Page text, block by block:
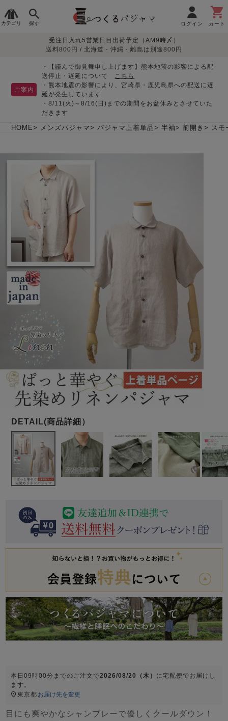
カテゴリ 探す ログイン カート
レディースパジャマ
春
メンズパジャマ
春 夏 秋 冬
ガールズパジャマ
春 夏 秋 冬
ボーイズパジャマ
生地で
さがす
オーガニック素材
サッカー/ちぢみ 楊
柳
ニット/ストレッチ 起毛/フランネル
柄物
売れ筋ランキング
すべての生地一覧はこちら
目的別で
さがす
敏感肌用
パジャマ
入院・介護
胸が目立たない
マタニティ
体型別におすすめパジ
ャマ
年齢別におすすめパジ
ャマ
ルームウェア
インナーウェア 生活雑貨 カタログギフト
売れ筋ランキング
- Item Ranking -
- New Arrival -
目的別でさがす一覧はこちら
デザインで
さがす
パジャマ
胸がすけない
羽織・バスロ
ーブ
上着単品
ズボン単品
すべてのメン
ズ
パジャマ
長袖 半袖 七分袖
前開き かぶり スリーパー
作務衣
羽織・バスロ
ーブ
上着単品
ズボン単品
すべてのキッ
パジャマ
夏パジャマ特集 つくるパジャマとは
お支払い・送料・配送
会社概要 お買い物ガイド 安心の日本製
SDGsの取り組み
受注日入れ5営業日目出荷予定（AM9時〆）
送料800円 / 北海道・沖縄・離島は別途800円
ご案内
・【謹んで御見舞申し上げます】熊本地震の影響による配
送停止・遅延について こちら
・熊本地震の影響により、宮崎県・鹿児島県への配送に遅
延が発生しています
・8/11(火)～8/16(日)までの期間をお盆休みとさせていた
だきます
HOME メンズパジャマ パジャマ上着単品 半袖 前開き スモ
本日09時00分 までのご注文で2026/08/20（木） に宅配便 でお届けし
ます。
東京都 お届け先を変更
目にも爽やかなシャンブレーで優しくクールダウン！